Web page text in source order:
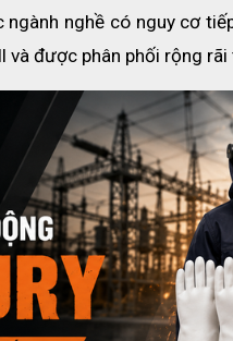
nghề có nguy cơ
được phân phối rộng rãi